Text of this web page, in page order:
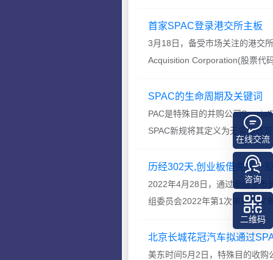
首家SPAC登录港交所主板
3月18日，备受市场关注的港交
Acquisition Corporation(股票代
SPAC的生命周期及关键词
PAC是特殊目的并购公司
SPAC新规将其定义为无实际经
历经302天,创业板借壳第一
2022年4月28日，通过重组上市
组委员会2022年第1次审议会议
302天，经历3轮问询。 ...
北京长城花冠汽车拟通过
美东时间5月2日，特殊目的收购
在线交流
咨询
二维码